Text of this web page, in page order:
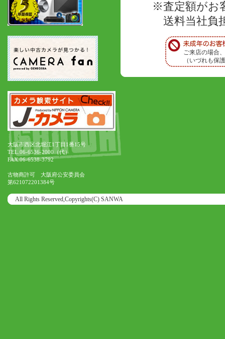
※査定額がお
送料当社負
ご来店の場合
（いづれも保
大阪市西区北堀江1丁目1番15号
TEL.06-6536-2000（代）
FAX.06-6538-3792
古物商許可 大阪府公安委員会
第621072201384号
All Rights Reserved,Copyrights(C) SANWA